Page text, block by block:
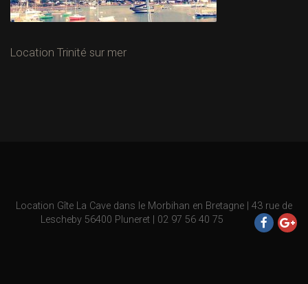
Location Trinité sur mer
Location Gîte La Cave dans le Morbihan en Bretagne | 43 rue de
Lescheby 56400 Pluneret | 02 97 56 40 75